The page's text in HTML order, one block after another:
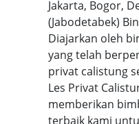
Jakarta, Bogor,
(Jabodetabek)
Diajarkan oleh
yang telah
privat calistung
Les Privat
memberikan
terbaik kami